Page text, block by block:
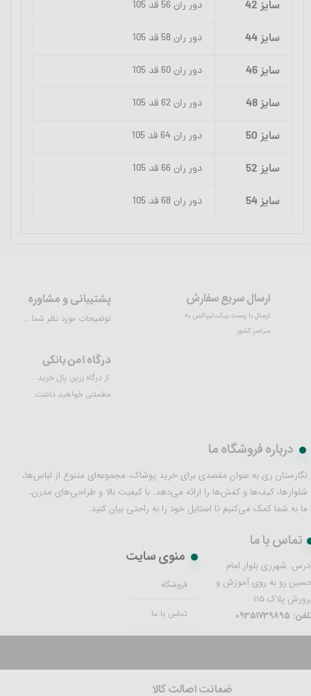
سایز 42 دور ران 56 قد 105
سایز 44 دور ران 58 قد 105
سایز 46 دور ران 60 قد 105
سایز 48 دور ران 62 قد 105
سایز 50 دور ران 64 قد 105
سایز 52 دور ران 66 قد 105
سایز 54 دور ران 68 قد 105
ضمانت اصالت کالا
ارسال سریع سفارش
ارسال با پست،پیک،تیپاکس به
سراسر کشور
درگاه امن بانکی
از درگاه زرین پال خرید
مطمئنی خواهید داشت
پشتیبانی و مشاوره
توضیحات مورد نظر شما ...
درباره فروشگاه ما
نگارستان ری به عنوان مقصدی برای خرید پوشاک، مجموعه‌ای متنوع از لباس‌ها،
شلوارها، کیف‌ها و کفش‌ها را ارائه می‌دهد. با کیفیت بالا و طراحی‌های مدرن،
ما به شما کمک می‌کنیم تا استایل خود را به راحتی بیان کنید.
تماس با ما
شهرری بلوار امام
رو به روی آموزش و
پلاک 115
09351739895
منوی سایت
فروشگاه
تماس با ما